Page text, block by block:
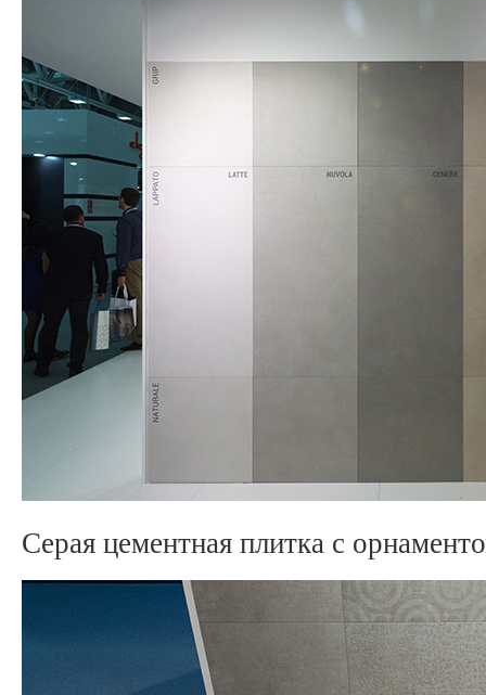
Серая цементная плитка с